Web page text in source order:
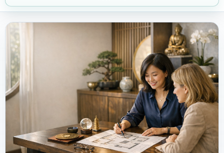
家居资讯
家居欣赏
装修设计
家居文化
家装攻略 创意家居